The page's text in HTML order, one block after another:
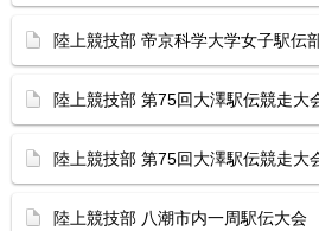
陸上競技部 帝京科学大学女子駅伝
陸上競技部 第75回大澤駅伝競走大
陸上競技部 第75回大澤駅伝競走大
陸上競技部 八潮市内一周駅伝大会